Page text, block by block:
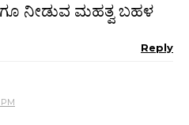
ನೀಡುವ ಮಹತ್ವ ಬಹಳ
Reply